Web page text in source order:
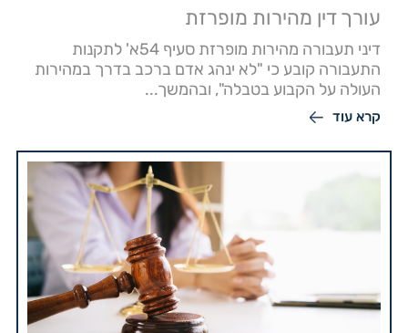
עורך דין מהירות מופרזת
דיני תעבורה מהירות מופרזת סעיף 54א' לתקנות
התעבורה קובע כי "לא ינהג אדם ברכב בדרך במהירות
העולה על הקבוע בטבלה", ובהמשך...
קרא עוד